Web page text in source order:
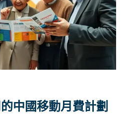
中國移動月費計劃